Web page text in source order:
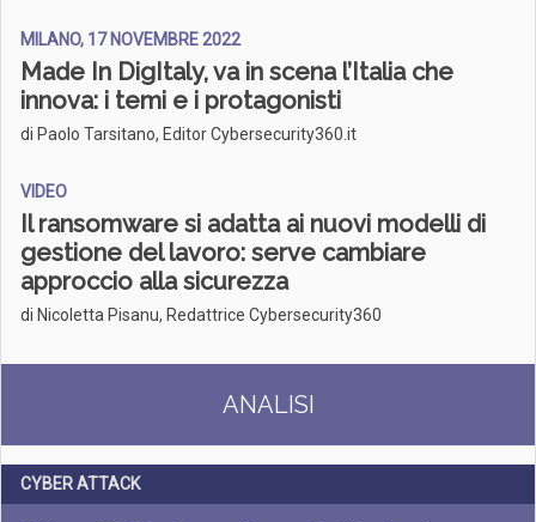
MILANO, 17 NOVEMBRE 2022
Made In DigItaly, va in scena l’Italia che
innova: i temi e i protagonisti
di Paolo Tarsitano, Editor Cybersecurity360.it
VIDEO
Il ransomware si adatta ai nuovi modelli di
gestione del lavoro: serve cambiare
approccio alla sicurezza
di Nicoletta Pisanu, Redattrice Cybersecurity360
ANALISI
CYBER ATTACK